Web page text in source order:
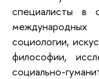
специалисты в
социологии,
философии,
социально-